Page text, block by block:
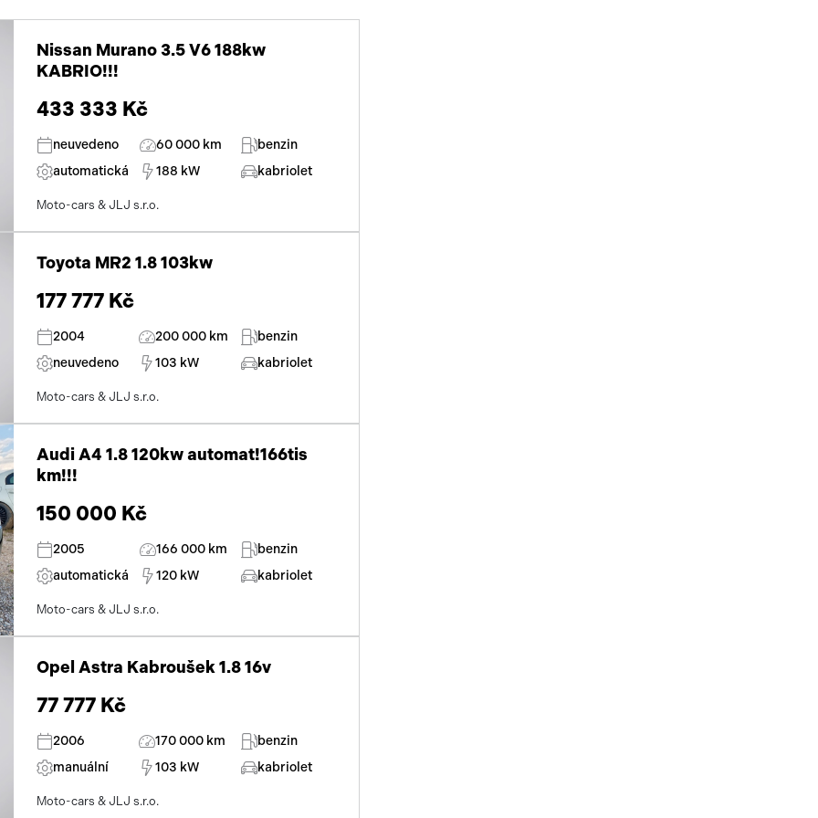
Nissan Murano 3.5 V6 188kw
KABRIO!!!
433 333 Kč
neuvedeno 60 000 km
benzin
automatická
188 kW kabriolet
Moto-cars & JLJ s.r.o.
Toyota MR2 1.8 103kw
177 777 Kč
2004 200 000 km
benzin
neuvedeno
103 kW kabriolet
Moto-cars & JLJ s.r.o.
Audi A4 1.8 120kw automat!166tis
km!!!
150 000 Kč
2005 166 000 km
benzin
automatická
120 kW kabriolet
Moto-cars & JLJ s.r.o.
Opel Astra Kabroušek 1.8 16v
77 777 Kč
2006 170 000 km
benzin
manuální
103 kW kabriolet
Moto-cars & JLJ s.r.o.